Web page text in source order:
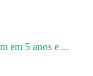
em 5 anos e ...